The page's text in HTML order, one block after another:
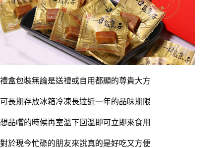
禮盒包裝無論是送禮或自用都顯的尊貴大方
可長期存放冰箱冷凍長達近一年的品味期限
想品嚐的時候再室溫下回溫即可立即來食用
對於現今忙碌的朋友來說真的是好吃又方便